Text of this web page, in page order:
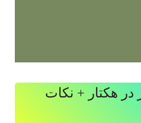
در هکتار + نکات